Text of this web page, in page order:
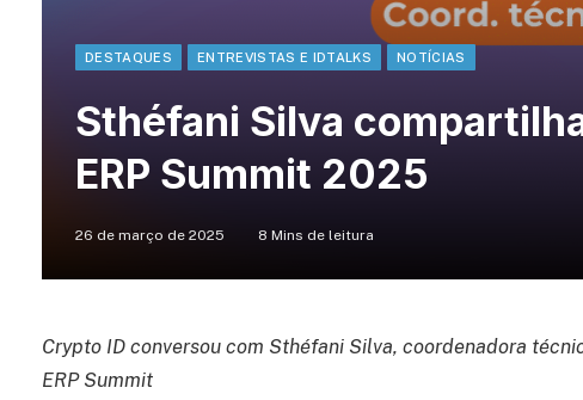
DESTAQUES ENTREVISTAS E IDTALKS NOTÍCIAS
Sthéfani Silva
ERP Summit 2025
26 de março de 2025 8 Mins de leitura
Crypto ID conversou com Sthéfani Silva, coordenadora
ERP Summit